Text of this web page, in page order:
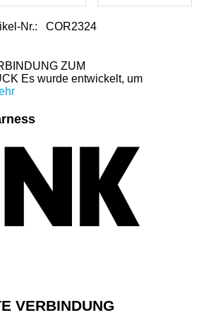
Nr.: COR2324
ZUM
Es wurde entwickelt, um
VERBINDUNG